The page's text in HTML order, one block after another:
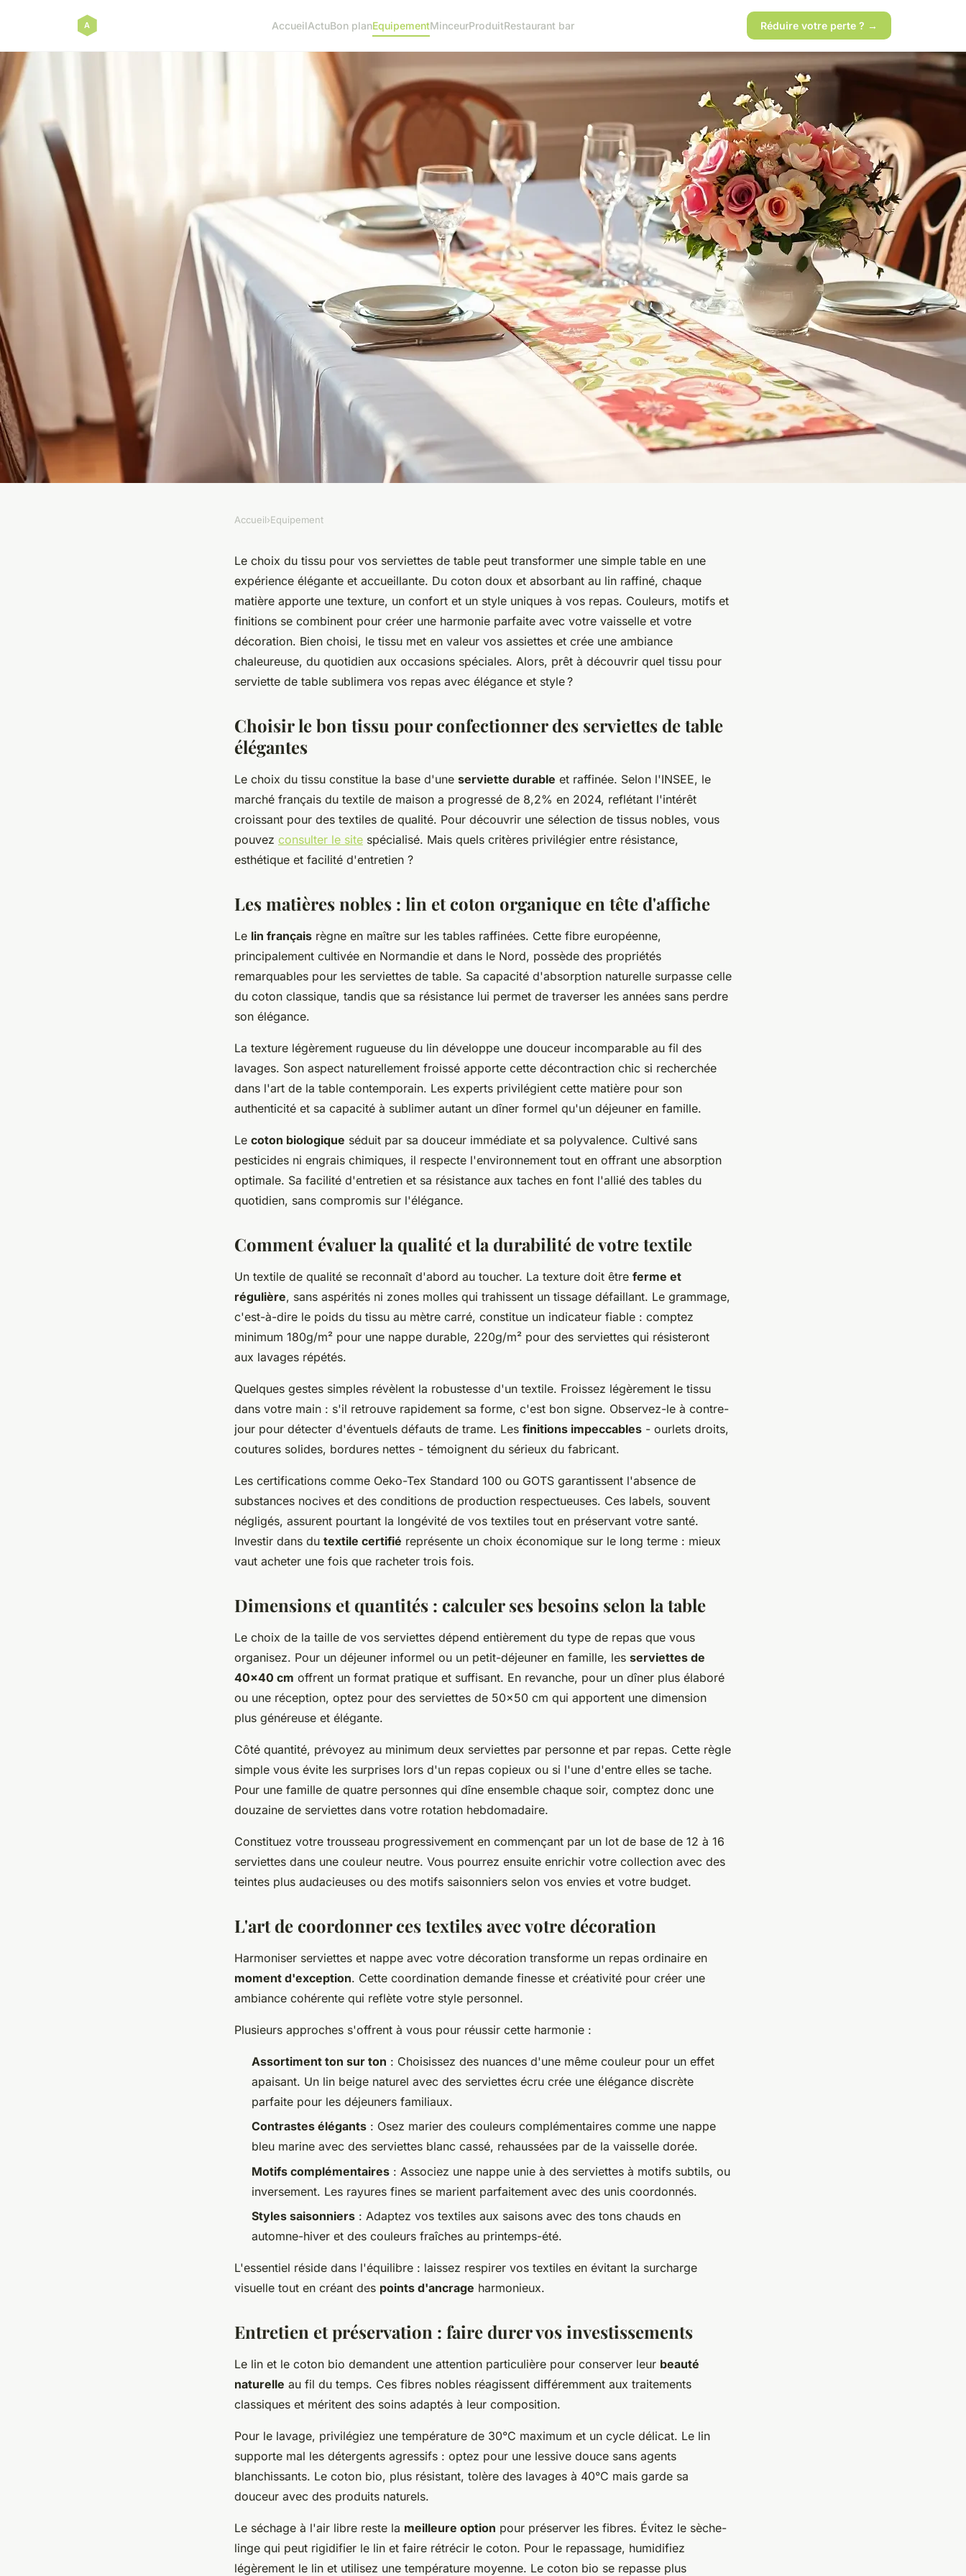
AccueilActuBon planEquipementMinceurProduitRestaurant bar Réduire votre perte ? →
Tissu pour serviette de table : habillez
vos repas avec style
Accueil›Equipement
Le choix du tissu pour vos serviettes de table peut transformer une simple table en une
expérience élégante et accueillante. Du coton doux et absorbant au lin raffiné, chaque
matière apporte une texture, un confort et un style uniques à vos repas. Couleurs, motifs et
finitions se combinent pour créer une harmonie parfaite avec votre vaisselle et votre
décoration. Bien choisi, le tissu met en valeur vos assiettes et crée une ambiance
chaleureuse, du quotidien aux occasions spéciales. Alors, prêt à découvrir quel tissu pour
serviette de table sublimera vos repas avec élégance et style ?
Choisir le bon tissu pour confectionner des serviettes de table
élégantes
Le choix du tissu constitue la base d'une serviette durable et raffinée. Selon l'INSEE, le
marché français du textile de maison a progressé de 8,2% en 2024, reflétant l'intérêt
croissant pour des textiles de qualité. Pour découvrir une sélection de tissus nobles, vous
pouvez consulter le site spécialisé. Mais quels critères privilégier entre résistance,
esthétique et facilité d'entretien ?
Les matières nobles : lin et coton organique en tête d'affiche
Le lin français règne en maître sur les tables raffinées. Cette fibre européenne,
principalement cultivée en Normandie et dans le Nord, possède des propriétés
remarquables pour les serviettes de table. Sa capacité d'absorption naturelle surpasse celle
du coton classique, tandis que sa résistance lui permet de traverser les années sans perdre
son élégance.
La texture légèrement rugueuse du lin développe une douceur incomparable au fil des
lavages. Son aspect naturellement froissé apporte cette décontraction chic si recherchée
dans l'art de la table contemporain. Les experts privilégient cette matière pour son
authenticité et sa capacité à sublimer autant un dîner formel qu'un déjeuner en famille.
Le coton biologique séduit par sa douceur immédiate et sa polyvalence. Cultivé sans
pesticides ni engrais chimiques, il respecte l'environnement tout en offrant une absorption
optimale. Sa facilité d'entretien et sa résistance aux taches en font l'allié des tables du
quotidien, sans compromis sur l'élégance.
Comment évaluer la qualité et la durabilité de votre textile
Un textile de qualité se reconnaît d'abord au toucher. La texture doit être ferme et
régulière, sans aspérités ni zones molles qui trahissent un tissage défaillant. Le grammage,
c'est-à-dire le poids du tissu au mètre carré, constitue un indicateur fiable : comptez
minimum 180g/m² pour une nappe durable, 220g/m² pour des serviettes qui résisteront
aux lavages répétés.
Quelques gestes simples révèlent la robustesse d'un textile. Froissez légèrement le tissu
dans votre main : s'il retrouve rapidement sa forme, c'est bon signe. Observez-le à contre-
jour pour détecter d'éventuels défauts de trame. Les finitions impeccables - ourlets droits,
coutures solides, bordures nettes - témoignent du sérieux du fabricant.
Les certifications comme Oeko-Tex Standard 100 ou GOTS garantissent l'absence de
substances nocives et des conditions de production respectueuses. Ces labels, souvent
négligés, assurent pourtant la longévité de vos textiles tout en préservant votre santé.
Investir dans du textile certifié représente un choix économique sur le long terme : mieux
vaut acheter une fois que racheter trois fois.
Dimensions et quantités : calculer ses besoins selon la table
Le choix de la taille de vos serviettes dépend entièrement du type de repas que vous
organisez. Pour un déjeuner informel ou un petit-déjeuner en famille, les serviettes de
40x40 cm offrent un format pratique et suffisant. En revanche, pour un dîner plus élaboré
ou une réception, optez pour des serviettes de 50x50 cm qui apportent une dimension
plus généreuse et élégante.
Côté quantité, prévoyez au minimum deux serviettes par personne et par repas. Cette règle
simple vous évite les surprises lors d'un repas copieux ou si l'une d'entre elles se tache.
Pour une famille de quatre personnes qui dîne ensemble chaque soir, comptez donc une
douzaine de serviettes dans votre rotation hebdomadaire.
Constituez votre trousseau progressivement en commençant par un lot de base de 12 à 16
serviettes dans une couleur neutre. Vous pourrez ensuite enrichir votre collection avec des
teintes plus audacieuses ou des motifs saisonniers selon vos envies et votre budget.
L'art de coordonner ces textiles avec votre décoration
Harmoniser serviettes et nappe avec votre décoration transforme un repas ordinaire en
moment d'exception. Cette coordination demande finesse et créativité pour créer une
ambiance cohérente qui reflète votre style personnel.
Plusieurs approches s'offrent à vous pour réussir cette harmonie :
Assortiment ton sur ton : Choisissez des nuances d'une même couleur pour un effet
apaisant. Un lin beige naturel avec des serviettes écru crée une élégance discrète
parfaite pour les déjeuners familiaux.
Contrastes élégants : Osez marier des couleurs complémentaires comme une nappe
bleu marine avec des serviettes blanc cassé, rehaussées par de la vaisselle dorée.
Motifs complémentaires : Associez une nappe unie à des serviettes à motifs subtils, ou
inversement. Les rayures fines se marient parfaitement avec des unis coordonnés.
Styles saisonniers : Adaptez vos textiles aux saisons avec des tons chauds en
automne-hiver et des couleurs fraîches au printemps-été.
L'essentiel réside dans l'équilibre : laissez respirer vos textiles en évitant la surcharge
visuelle tout en créant des points d'ancrage harmonieux.
Entretien et préservation : faire durer vos investissements
Le lin et le coton bio demandent une attention particulière pour conserver leur beauté
naturelle au fil du temps. Ces fibres nobles réagissent différemment aux traitements
classiques et méritent des soins adaptés à leur composition.
Pour le lavage, privilégiez une température de 30°C maximum et un cycle délicat. Le lin
supporte mal les détergents agressifs : optez pour une lessive douce sans agents
blanchissants. Le coton bio, plus résistant, tolère des lavages à 40°C mais garde sa
douceur avec des produits naturels.
Le séchage à l'air libre reste la meilleure option pour préserver les fibres. Évitez le sèche-
linge qui peut rigidifier le lin et faire rétrécir le coton. Pour le repassage, humidifiez
légèrement le lin et utilisez une température moyenne. Le coton bio se repasse plus